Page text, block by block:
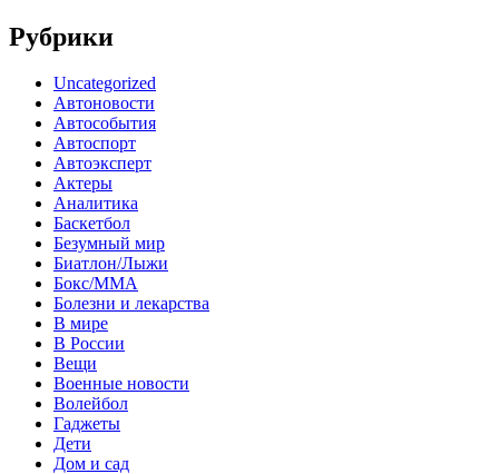
Рубрики
Uncategorized
Автоновости
Автособытия
Автоспорт
Автоэксперт
Актеры
Аналитика
Баскетбол
Безумный мир
Биатлон/Лыжи
Бокс/MMA
Болезни и лекарства
В мире
В России
Вещи
Военные новости
Волейбол
Гаджеты
Дети
Дом и сад